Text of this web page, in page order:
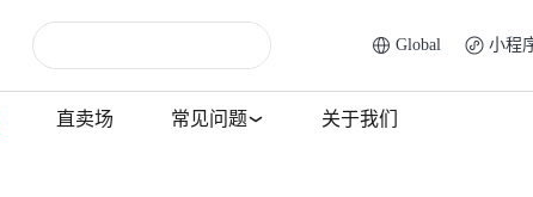
Global 小程
直卖场 常见问题 关于我们